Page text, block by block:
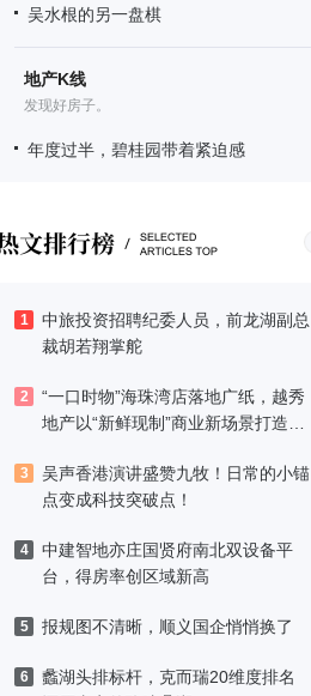
吴水根的另一盘棋
地产K线
发现好房子。
年度过半，碧桂园带着紧迫感
1
中旅投资招聘纪委人员，前龙湖副总
裁胡若翔掌舵
2
“一口时物”海珠湾店落地广纸，越秀
地产以“新鲜现制”商业新场景打造社
3
吴声香港演讲盛赞九牧！日常的小锚
点变成科技突破点！
4
中建智地亦庄国贤府南北双设备平
台，得房率创区域新高
5 报规图不清晰，顺义国企悄悄换了
6
蠡湖头排标杆，克而瑞20维度排名